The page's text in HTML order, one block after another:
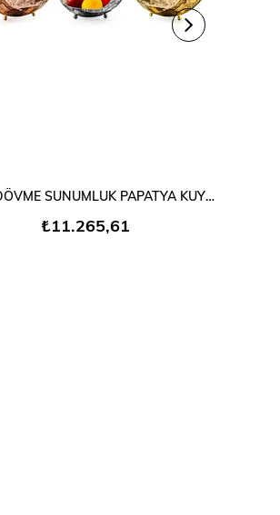
SEPETE EKLE
BERA DÖVME SUNUMLUK PAPATYA KUYRUK
₺11.265,61